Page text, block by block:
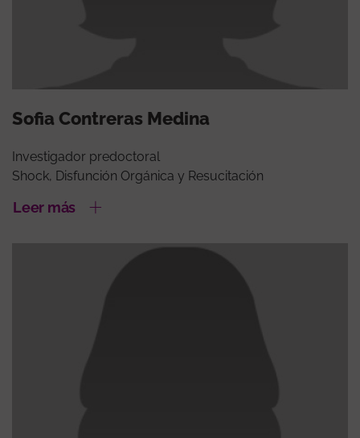
Sofia Contreras Medina
Investigador predoctoral
Shock, Disfunción Orgánica y Resucitación
Leer más